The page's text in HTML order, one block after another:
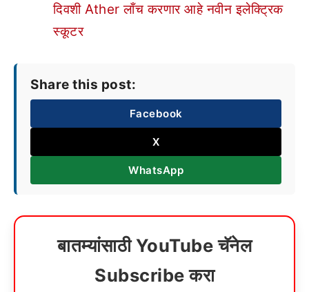
दिवशी Ather लाँच करणार आहे नवीन इलेक्ट्रिक
स्कूटर
Share this post:
Facebook
X
WhatsApp
बातम्यांसाठी YouTube चॅनेल
Subscribe करा